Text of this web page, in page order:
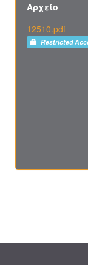
Αρχείο
12510.pdf
Restricted